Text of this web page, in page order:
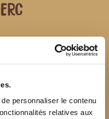
personnaliser le contenu
relatives aux